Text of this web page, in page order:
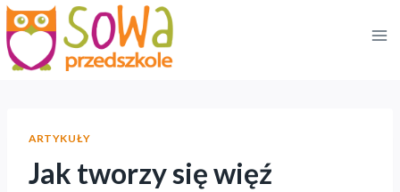
Przejdź
do
treści
ARTYKUŁY
Jak tworzy się więź